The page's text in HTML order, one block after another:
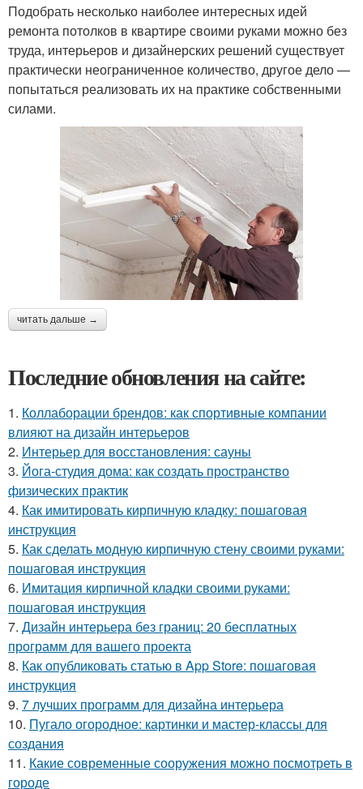
Подобрать несколько наиболее интересных идей
ремонта потолков в квартире своими руками можно без
труда, интерьеров и дизайнерских решений существует
практически неограниченное количество, другое дело —
попытаться реализовать их на практике собственными
силами.
читать дальше →
Последние обновления на сайте:
1. Коллаборации брендов: как спортивные компании
влияют на дизайн интерьеров
2. Интерьер для восстановления: сауны
3. Йога-студия дома: как создать пространство
физических практик
4. Как имитировать кирпичную кладку: пошаговая
инструкция
5. Как сделать модную кирпичную стену своими руками:
пошаговая инструкция
6. Имитация кирпичной кладки своими руками:
пошаговая инструкция
7. Дизайн интерьера без границ: 20 бесплатных
программ для вашего проекта
8. Как опубликовать статью в App Store: пошаговая
инструкция
9. 7 лучших программ для дизайна интерьера
10. Пугало огородное: картинки и мастер-классы для
создания
11. Какие современные сооружения можно посмотреть в
городе